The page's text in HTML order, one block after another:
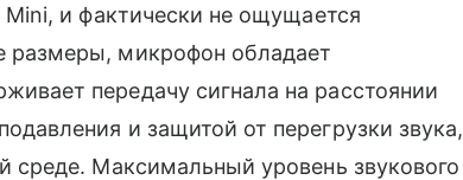
и фактически не ощущается
микрофон обладает
передачу сигнала на расстоянии
и защитой от перегрузки звука,
среде. Максимальный уровень звукового